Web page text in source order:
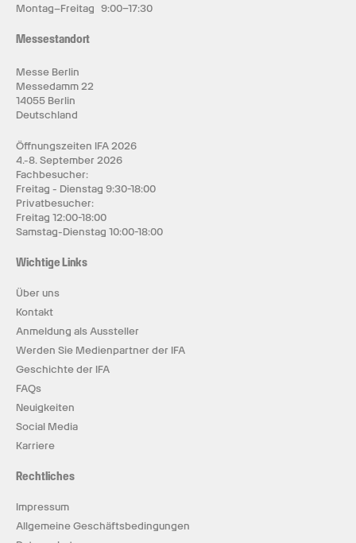
Montag–Freitag 9:00–17:30
Messestandort
Messe Berlin
Messedamm 22
14055 Berlin
Deutschland
Öffnungszeiten IFA 2026
4.-8. September 2026
Fachbesucher:
Freitag - Dienstag 9:30-18:00
Privatbesucher:
Freitag 12:00-18:00
Samstag-Dienstag 10:00-18:00
Wichtige Links
Über uns
Kontakt
Anmeldung als Aussteller
Werden Sie Medienpartner der IFA
Geschichte der IFA
FAQs
Neuigkeiten
Social Media
Karriere
Rechtliches
Impressum
Allgemeine Geschäftsbedingungen